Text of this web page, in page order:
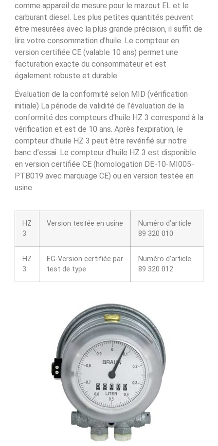
comme appareil de mesure pour le mazout EL et le
carburant diesel. Les plus petites quantités peuvent
être mesurées avec la plus grande précision, il suffit de
lire votre consommation d’huile. Le compteur en
version certifiée CE (valable 10 ans) permet une
facturation exacte du consommateur et est
également robuste et durable.
Évaluation de la conformité selon MID (vérification
initiale) La période de validité de l’évaluation de la
conformité des compteurs d’huile HZ 3 correspond à la
vérification et est de 10 ans. Après l’expiration, le
compteur d’huile HZ 3 peut être revérifié sur notre
banc d’essai. Le compteur d’huile HZ 3 est disponible
en version certifiée CE (homologation DE-10-MI005-
PTB019 avec marquage CE) ou en version testée en
usine.
HZ
3
Version testée en usine
Numéro d’article
89 320 010
HZ
3
EG-Version certifiée par
test de type
Numéro d’article
89 320 012